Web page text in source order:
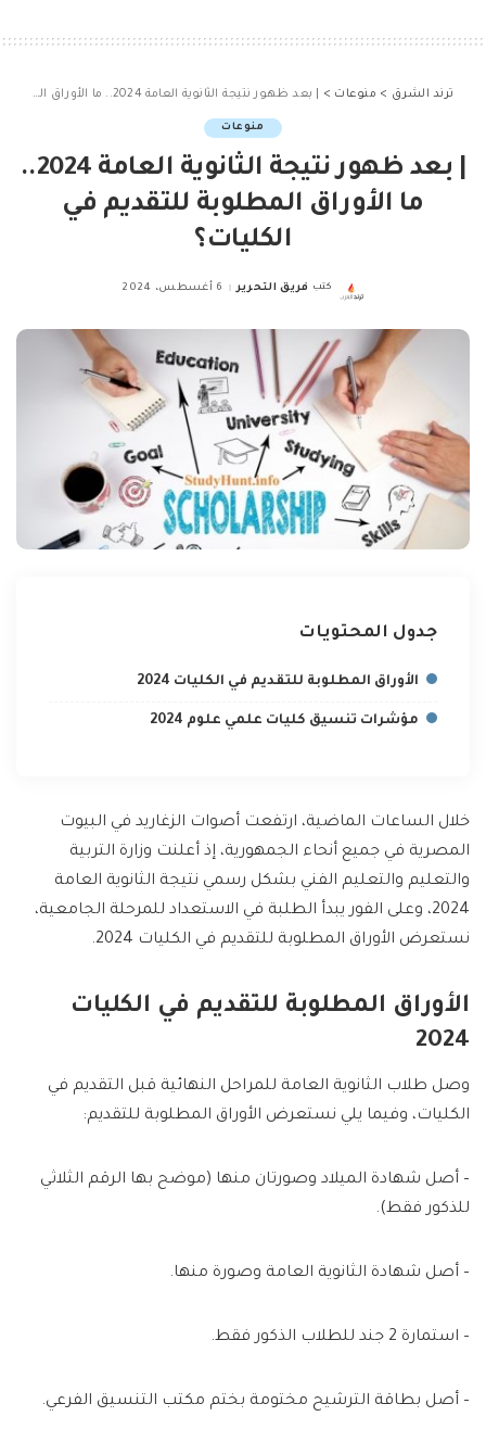
ترند الشرق > منوعات > | بعد ظهور نتيجة الثانوية العامة 2024.. ما الأوراق المطلوبة للتقديم في الكليات؟
منوعات
| بعد ظهور نتيجة الثانوية العامة 2024..
ما الأوراق المطلوبة للتقديم في
الكليات؟
Posted
كتب فريق التحرير 6 أغسطس، 2024
جدول المحتويات
الأوراق المطلوبة للتقديم في الكليات 2024
مؤشرات تنسيق كليات علمي علوم 2024
خلال الساعات الماضية، ارتفعت أصوات الزغاريد في البيوت
المصرية في جميع أنحاء الجمهورية، إذ أعلنت وزارة التربية
والتعليم والتعليم الفني بشكل رسمي نتيجة الثانوية العامة
2024، وعلى الفور يبدأ الطلبة في الاستعداد للمرحلة الجامعية،
نستعرض الأوراق المطلوبة للتقديم في الكليات 2024.
الأوراق المطلوبة للتقديم في الكليات
2024
وصل طلاب الثانوية العامة للمراحل النهائية قبل التقديم في
الكليات، وفيما يلي نستعرض الأوراق المطلوبة للتقديم:
– أصل شهادة الميلاد وصورتان منها (موضح بها الرقم الثلاثي
للذكور فقط).
– أصل شهادة الثانوية العامة وصورة منها.
– استمارة 2 جند للطلاب الذكور فقط.
– أصل بطاقة الترشيح مختومة بختم مكتب التنسيق الفرعي.